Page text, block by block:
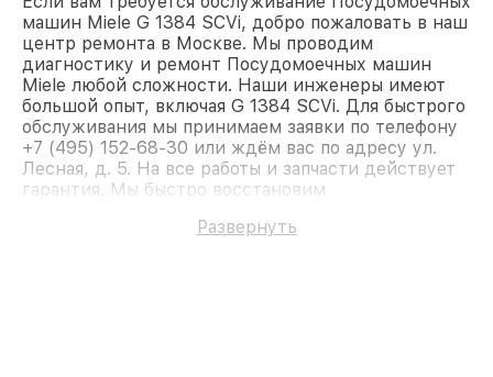
машин Miele G 1384 SCVi, добро пожаловать в наш
центр ремонта в Москве. Мы проводим
диагностику и ремонт Посудомоечных машин
Miele любой сложности. Наши инженеры имеют
большой опыт, включая G 1384 SCVi. Для быстрого
обслуживания мы принимаем заявки по телефону
+7 (495) 152-68-30 или ждём вас по адресу ул.
Лесная, д. 5. На все работы и запчасти действует
гарантия. Мы быстро восстановим
Развернуть